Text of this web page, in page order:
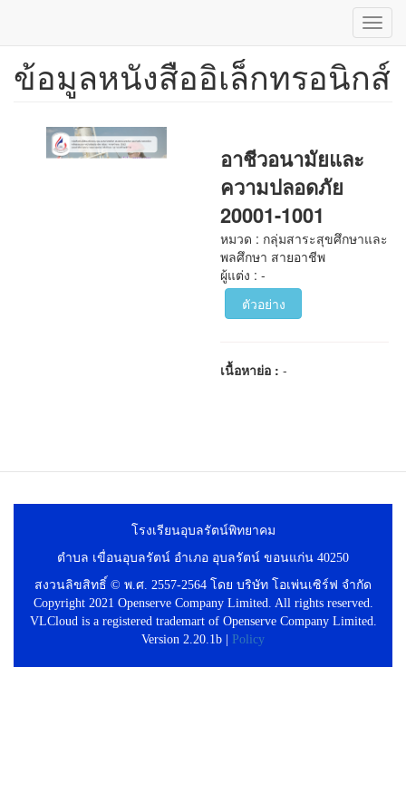
ข้าม
ข้อมูลหนังสืออิเล็กทรอนิกส์
อาชีวอนามัยและ
ความปลอดภัย
20001-1001
หมวด : กลุ่มสาระสุขศึกษาและ
พลศึกษา สายอาชีพ
ผู้แต่ง : -
ตัวอย่าง
เนื้อหาย่อ :-
โรงเรียนอุบลรัตน์พิทยาคม
ตำบล เขื่อนอุบลรัตน์ อำเภอ อุบลรัตน์ ขอนแก่น 40250
สงวนลิขสิทธิ์ © พ.ศ. 2557-2564 โดย บริษัท โอเพ่นเซิร์ฟ จำกัด
Copyright 2021 Openserve Company Limited. All rights reserved.
VLCloud is a registered trademart of Openserve Company Limited.
Version 2.20.1b |
Policy